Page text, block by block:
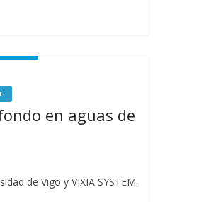
en aguas de
de Vigo y VIXIA SYSTEM.